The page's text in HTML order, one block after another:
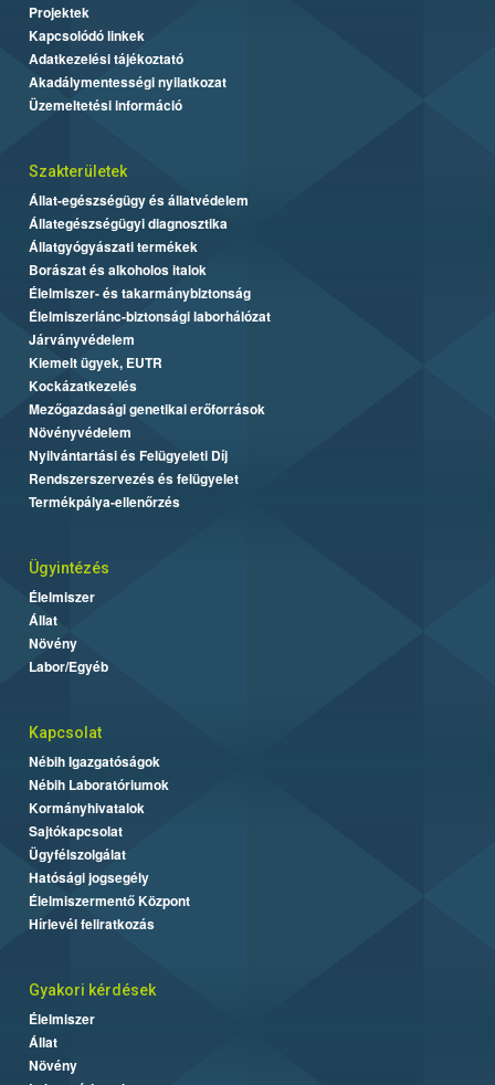
Projektek
Kapcsolódó linkek
Adatkezelési tájékoztató
Akadálymentességi nyilatkozat
Üzemeltetési információ
Szakterületek
Állat-egészségügy és állatvédelem
Állategészségügyi diagnosztika
Állatgyógyászati termékek
Borászat és alkoholos italok
Élelmiszer- és takarmánybiztonság
Élelmiszerlánc-biztonsági laborhálózat
Járványvédelem
Kiemelt ügyek, EUTR
Kockázatkezelés
Mezőgazdasági genetikai erőforrások
Növényvédelem
Nyilvántartási és Felügyeleti Díj
Rendszerszervezés és felügyelet
Termékpálya-ellenőrzés
Ügyintézés
Élelmiszer
Állat
Növény
Labor/Egyéb
Kapcsolat
Nébih Igazgatóságok
Nébih Laboratóriumok
Kormányhivatalok
Sajtókapcsolat
Ügyfélszolgálat
Hatósági jogsegély
Élelmiszermentő Központ
Hírlevél feliratkozás
Gyakori kérdések
Élelmiszer
Állat
Növény